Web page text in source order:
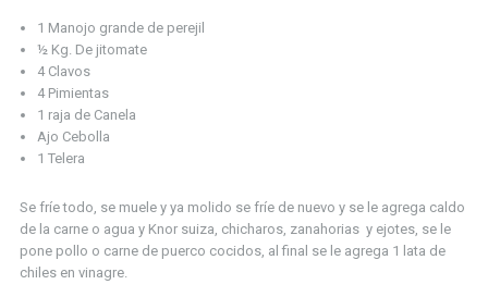
1 Manojo grande de perejil
½ Kg. De jitomate
4 Clavos
4 Pimientas
1 raja de Canela
Ajo Cebolla
1 Telera
Se fríe todo, se muele y ya molido se fríe de nuevo y se le agrega caldo
de la carne o agua y Knor suiza, chicharos, zanahorias y ejotes, se le
pone pollo o carne de puerco cocidos, al final se le agrega 1 lata de
chiles en vinagre.